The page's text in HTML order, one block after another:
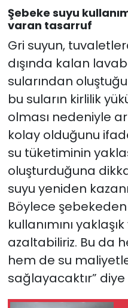
Şebeke suyu
varan tasarruf
Gri suyun,
dışında kalan
sularından
bu suların kirlilik
olması nedeniyle
kolay olduğunu
su tüketiminin
oluşturduğuna
suyu yeniden
Böylece
kullanımını
azaltabiliriz. Bu da
hem de su
sağlayacaktır”